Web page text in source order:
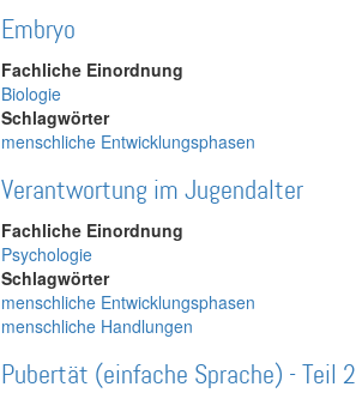
Embryo
Fachliche Einordnung
Biologie
Schlagwörter
menschliche Entwicklungsphasen
Verantwortung im Jugendalter
Fachliche Einordnung
Psychologie
Schlagwörter
menschliche Entwicklungsphasen
menschliche Handlungen
Pubertät (einfache Sprache) - Teil 2